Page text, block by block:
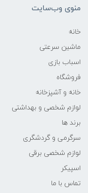
منوی وب‌سایت
خانه
ماشین سرعتی
اسباب بازی
فروشگاه
خانه و آشپزخانه
لوازم شخصی و بهداشتی
برند ها
سرگرمی و گردشگری
لوازم شخصی برقی
اسپیکر
تماس با ما